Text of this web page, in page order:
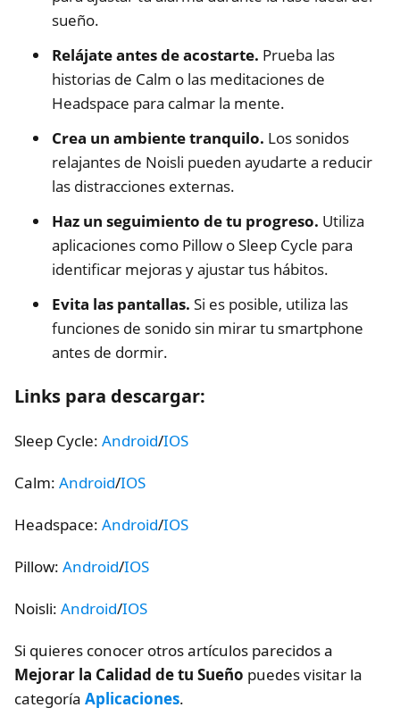
sueño.
Relájate antes de acostarte. Prueba las
historias de Calm o las meditaciones de
Headspace para calmar la mente.
Crea un ambiente tranquilo. Los sonidos
relajantes de Noisli pueden ayudarte a reducir
las distracciones externas.
Haz un seguimiento de tu progreso. Utiliza
aplicaciones como Pillow o Sleep Cycle para
identificar mejoras y ajustar tus hábitos.
Evita las pantallas. Si es posible, utiliza las
funciones de sonido sin mirar tu smartphone
antes de dormir.
Links para descargar:
Sleep Cycle: Android/IOS
Calm: Android/IOS
Headspace: Android/IOS
Pillow: Android/IOS
Noisli: Android/IOS
Si quieres conocer otros artículos parecidos a
Mejorar la Calidad de tu Sueño puedes visitar la
categoría Aplicaciones.